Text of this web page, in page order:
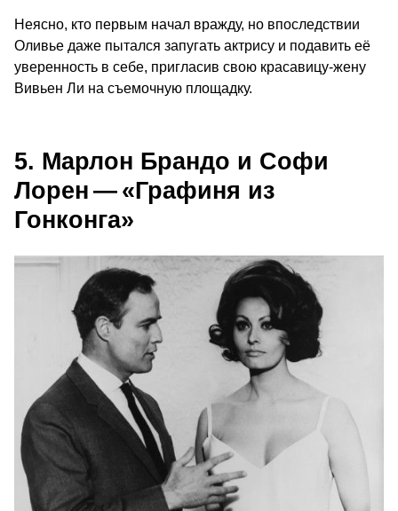
Неясно, кто первым начал вражду, но впоследствии
Оливье даже пытался запугать актрису и подавить её
уверенность в себе, пригласив свою красавицу-жену
Вивьен Ли на съемочную площадку.
5. Марлон Брандо и Софи
Лорен — «Графиня из
Гонконга»